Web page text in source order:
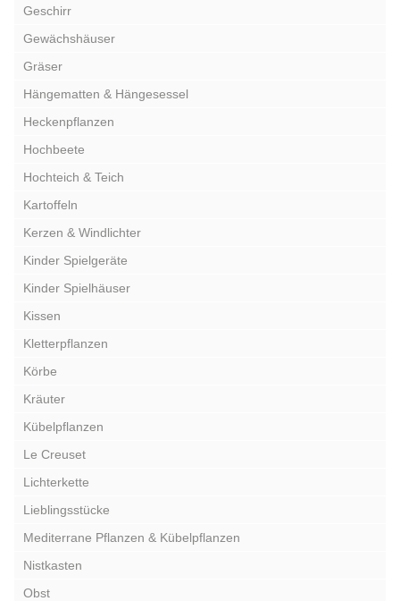
Geschirr
Gewächshäuser
Gräser
Hängematten & Hängesessel
Heckenpflanzen
Hochbeete
Hochteich & Teich
Kartoffeln
Kerzen & Windlichter
Kinder Spielgeräte
Kinder Spielhäuser
Kissen
Kletterpflanzen
Körbe
Kräuter
Kübelpflanzen
Le Creuset
Lichterkette
Lieblingsstücke
Mediterrane Pflanzen & Kübelpflanzen
Nistkasten
Obst